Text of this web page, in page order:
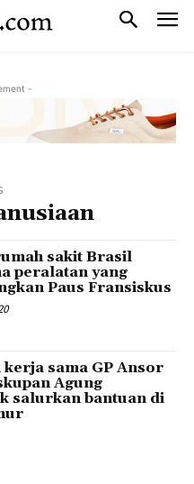
-
sakit Brasil
peralatan yang
Paus Fransiskus
sama GP Ansor
Agung
salurkan bantuan di